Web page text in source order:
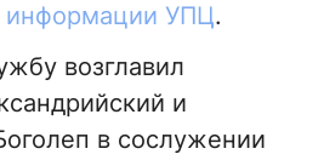
информации УПЦ.
возглавил
и
в сослужении